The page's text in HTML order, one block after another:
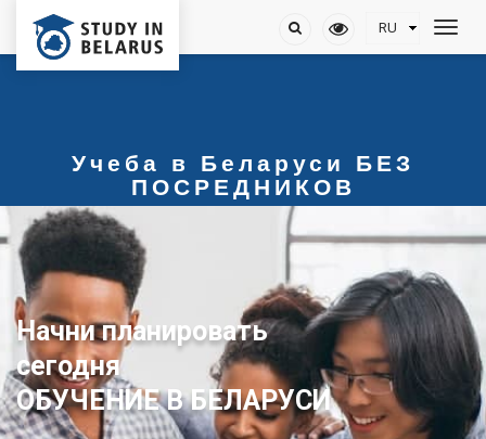
Учеба в Беларуси БЕЗ
ПОСРЕДНИКОВ
Начни планировать
сегодня
ОБУЧЕНИЕ В БЕЛАРУСИ